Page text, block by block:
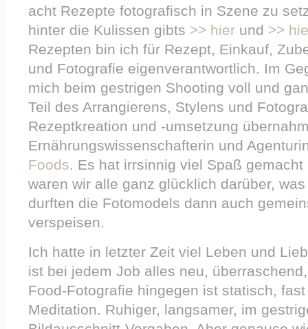
acht Rezepte fotografisch in Szene zu
hinter die Kulissen gibts >> hier und >>
Rezepten bin ich für Rezept, Einkauf,
und Fotografie eigenverantwortlich. Im
mich beim gestrigen Shooting voll und
Teil des Arrangierens, Stylens und
Rezeptkreation und -umsetzung
Ernährungswissenschafterin und
Foods. Es hat irrsinnig viel Spaß
waren wir alle ganz glücklich darüber,
durften die Fotomodels dann auch
verspeisen.
Ich hatte in letzter Zeit viel Leben und
ist bei jedem Job alles neu,
Food-Fotografie hingegen ist statisch,
Meditation. Ruhiger, langsamer, im